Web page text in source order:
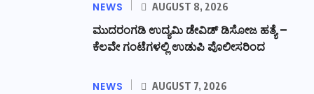
NEWS AUGUST 8, 2026
ಮುದರಂಗಡಿ ಉದ್ಯಮಿ ಡೇವಿಡ್ ಡಿಸೋಜ ಹತ್ಯೆ –
ಕೆಲವೇ ಗಂಟೆಗಳಲ್ಲಿ ಉಡುಪಿ ಪೊಲೀಸರಿಂದ
NEWS AUGUST 7, 2026